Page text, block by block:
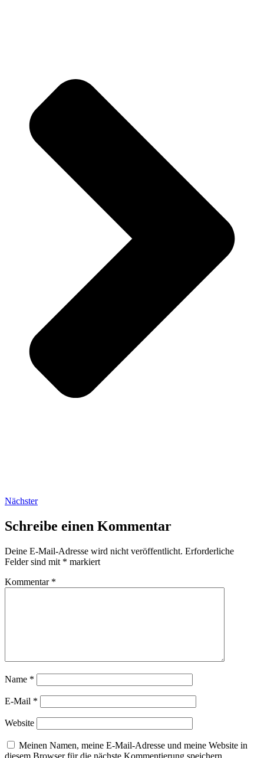
Nächster
Schreibe einen Kommentar
Deine E-Mail-Adresse wird nicht veröffentlicht. Erforderliche
Felder sind mit * markiert
Kommentar *
Name *
E-Mail *
Website
Meinen Namen, meine E-Mail-Adresse und meine Website in
diesem Browser für die nächste Kommentierung speichern.